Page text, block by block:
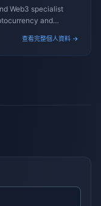
Web3 specialist
and
查看完整個人資料 →